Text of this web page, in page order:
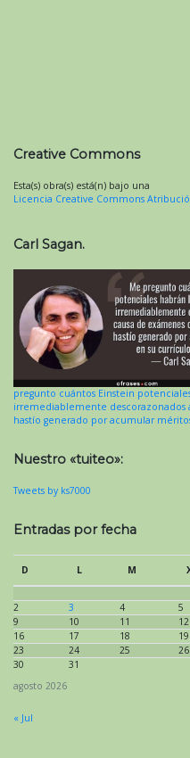
Creative Commons
Esta(s) obra(s) está(n) bajo una
Licencia Creative Commons
Carl Sagan.
pregunto cuántos Einstein
irremediablemente descorazonados
hastío generado por acumular
Nuestro «tuiteo»:
Tweets by ks7000
Entradas por fecha
agosto 2026
D L M
2
3 4 5
9
10 11 12
16
17 18 19
23
24 25 26
30
31
« Jul